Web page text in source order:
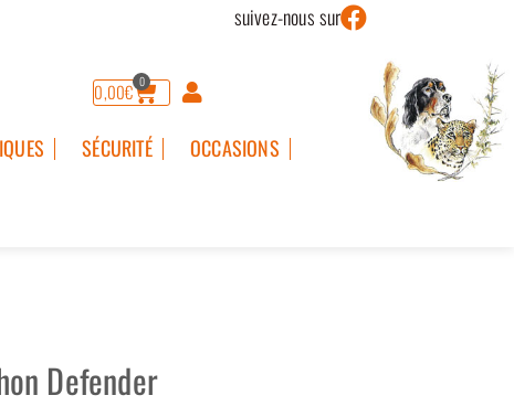
suivez-nous sur
0,00€ 0
SÉCURITÉ OCCASIONS
Defender